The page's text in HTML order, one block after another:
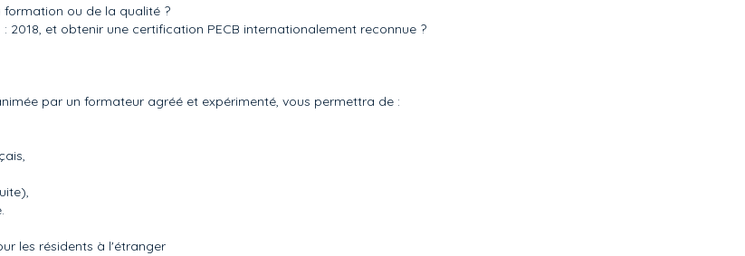
formation ou de la qualité ?
2018, et obtenir une certification PECB internationalement reconnue ?
par un formateur agréé et expérimenté, vous permettra de :
les résidents à l'étranger